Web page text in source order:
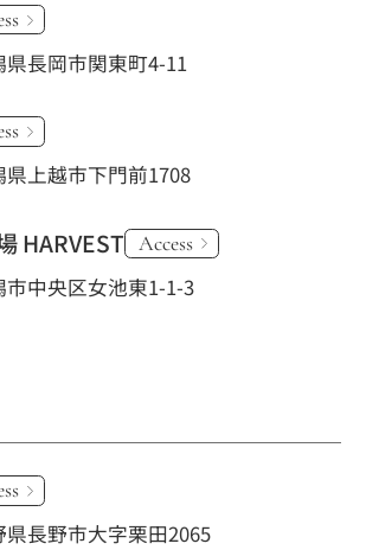
県長岡市関東町4-11
県上越市下門前1708
HARVEST Access
市中央区女池東1-1-3
県長野市大字栗田2065